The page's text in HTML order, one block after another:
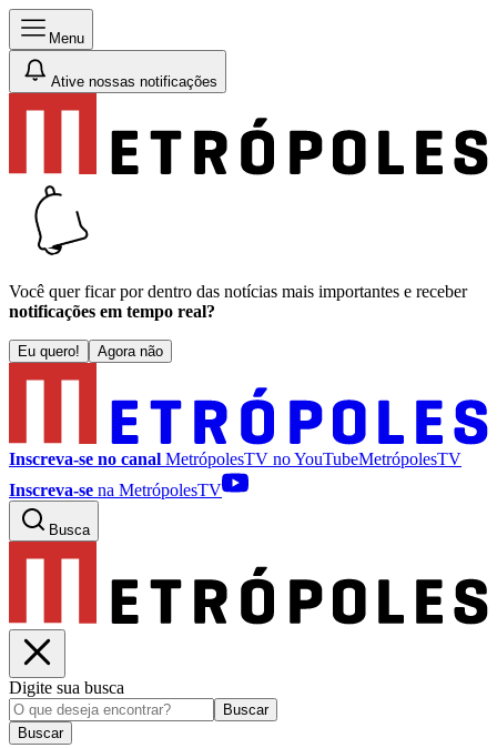
Menu
Ative nossas notificações
Você quer ficar por dentro das notícias mais importantes e receber
notificações em tempo real?
Eu quero! Agora não
Inscreva-se no canal MetrópolesTV noYouTubeMetrópolesTV
Inscreva-se na MetrópolesTV
Busca
Digite sua busca
Buscar
Buscar